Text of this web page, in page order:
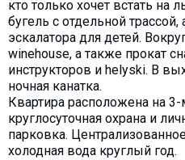
кто только хочет встать на
бугель с отдельной
эскалатора для детей.
winehouse, а также прокат
инструкторов и helyski. В
ночная канатка.
Квартира расположена на
круглосуточная охрана и
парковка.
холодная вода круглый год.